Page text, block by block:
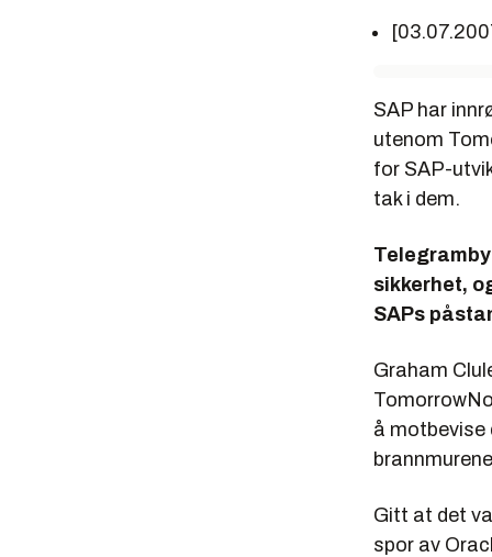
SAP har
utenom
for SAP-
tak i dem.
sikkerhet,
SAPs
Graham
å motbevise
Gitt at det
spor av